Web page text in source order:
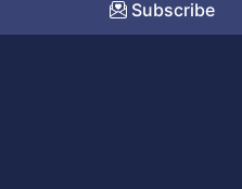
Subscribe